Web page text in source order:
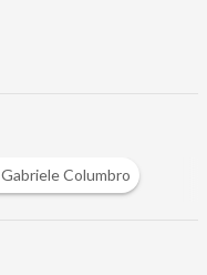
Gabriele Columbro